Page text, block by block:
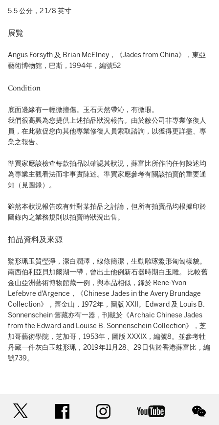
5.5 公分，2 1/8 英寸
展覽
Angus Forsyth 及 Brian McElney，《Jades from China》，東亞
藝術博物館，巴斯，1994年，編號52
Condition
底面邊緣有一輕微撞傷。玉石天然帶沁，有微瑕。
我們很高興為您提供上述拍品狀況報告。由於敝公司非專業修復人
員，在此敦促您向其他專業修復人員索取諮詢，以獲得更詳盡、專
業之報告。
準買家應該檢查每款拍品以確認其狀況，蘇富比所作的任何陳述均
為專業主觀看法而非事實陳述。準買家應參考有關該拍賣的重要通
知（見圖錄）。
雖然本狀況報告或有針對某拍品之討論，但所有拍賣品均根據印於
圖錄內之業務規則以拍賣時狀況出售。
拍品資料及來源
鱉形珮玉質瑩淨，潔白潤澤，線條簡潔，生動雕琢鱉形匍匐樣貌。
南西伯利亞貝加爾湖一帶，曾出土他例新石器時期白玉雕。 比較舊
金山亞洲藝術博物館藏一例，與本品相似，錄於 Rene-Yvon
Lefebvre d'Argence，《Chinese Jades in the Avery Brundage
Collection》，舊金山，1972年，圖版 XXII。Edward 及 Louis B.
Sonnenschein 舊藏亦有一器，刊載於《Archaic Chinese Jades
from the Edward and Louise B. Sonnenschein Collection》，芝
加哥藝術學院，芝加哥，1953年，圖版 XXXIX，編號8。並參考牡
丹藏一件灰白玉蛙形珮，2019年11月28、29日售於香港蘇富比，編
號739。
facebook instagram youtube